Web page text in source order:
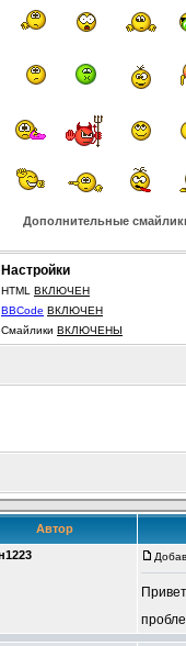
Дополнительные
Настройки
HTML ВКЛЮЧЕН
BBCode ВКЛЮЧЕН
Смайлики ВКЛЮЧЕНЫ